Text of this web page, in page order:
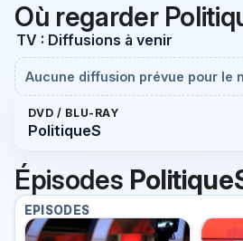
Où regarder
TV : Diffusions à venir
Aucune diffusion prévue pour le
DVD / BLU-RAY
PolitiqueS
Épisodes
EPISODES